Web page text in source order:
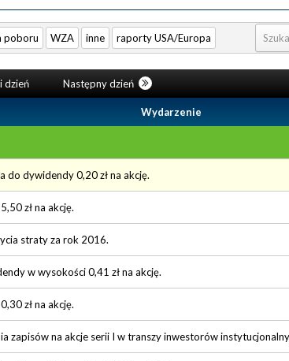
poboru WZA inne raporty USA/Europa
dzień Następny dzień
Wydarzenie
do dywidendy 0,20 zł na akcję.
zł na akcję.
straty za rok 2016.
w wysokości 0,41 zł na akcję.
zł na akcję.
zapisów na akcje serii I w transzy inwestorów